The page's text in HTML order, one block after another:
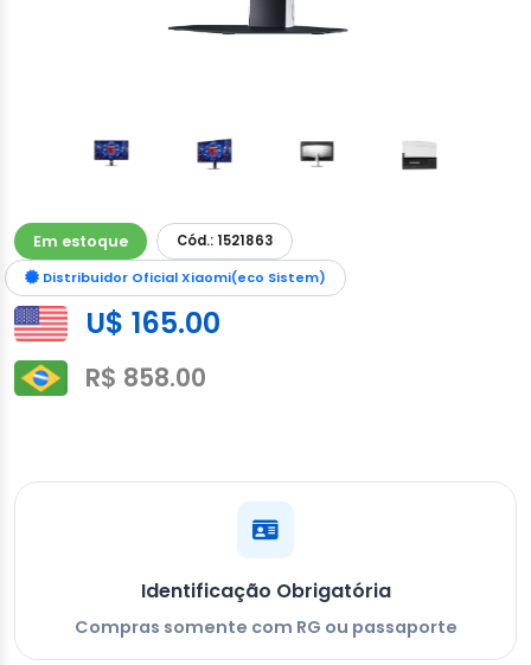
Em estoque
Cód.: 1521863
Distribuidor Oficial Xiaomi(eco Sistem)
U$ 165.00
R$ 858.00
Identificação Obrigatória
Compras somente com RG ou passaporte